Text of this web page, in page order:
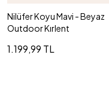
Nilüfer Koyu Mavi - Beyaz
Outdoor Kırlent
1.199,99 TL